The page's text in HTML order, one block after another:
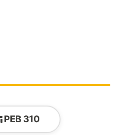
PEB 310